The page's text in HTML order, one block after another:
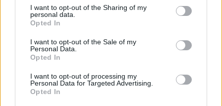
I want to opt-out of the Sharing of my
personal data.
Opted In
I want to opt-out of the Sale of my
Personal Data.
Opted In
I want to opt-out of processing my
Personal Data for Targeted Advertising.
Opted In
lo schema del futuro che dagli Stati Uniti di oggi si
espande per necessità al resto del mondo? Un
convenzioni su cui fino ad oggi si sono rette le
economie globali. E soprattutto un dubbio… Ma è
possibile un nuovo equilibrio mondiale fondato
sui dazi, dopo circa 80 anni di sviluppo e